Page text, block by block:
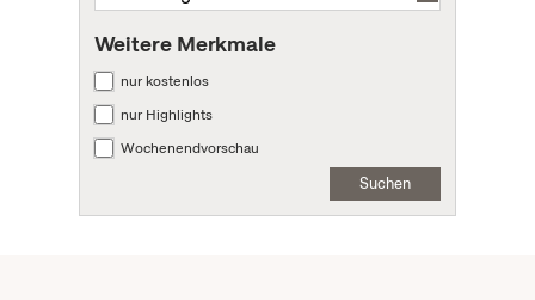
Weitere Merkmale
nur kostenlos
nur Highlights
Wochenendvorschau
Suchen